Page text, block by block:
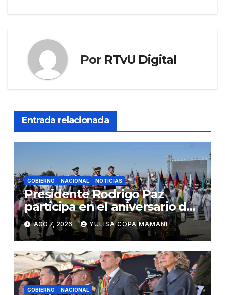
Por RTvU Digital
Entrada relacionada
GOBIERNO NACIONAL NOTICIAS
Presidente Rodrigo Paz
participa en el aniversario de
las Fuerzas Armadas
AGO 7, 2026 YULISA COPA MAMANI
GOBIERNO NACIONAL